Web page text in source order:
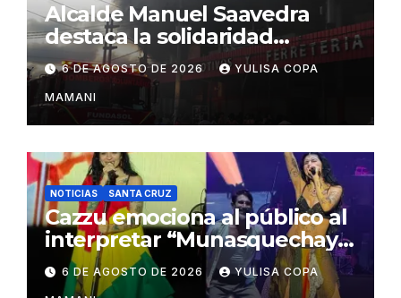
Alcalde Manuel Saavedra
destaca la solidaridad
durante la emergencia en
Barrio Lindo
6 DE AGOSTO DE 2026 YULISA COPA
MAMANI
NOTICIAS SANTA CRUZ
Cazzu emociona al público al
interpretar “Munasquechay”
en su concierto en Santa
Cruz
6 DE AGOSTO DE 2026 YULISA COPA